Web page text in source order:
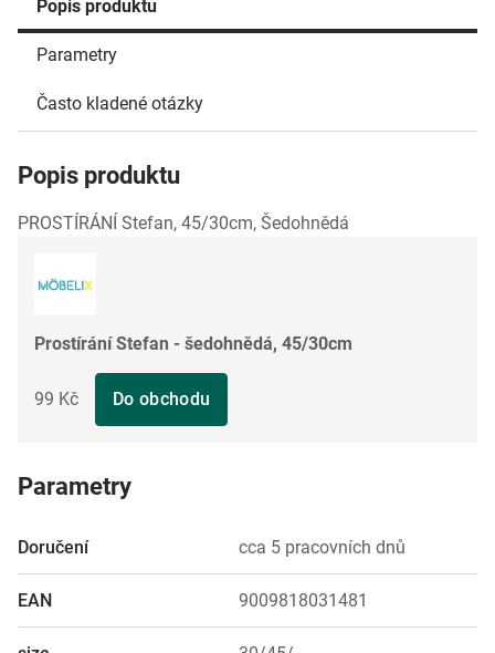
Popis produktu
Parametry
Často kladené otázky
Popis produktu
PROSTÍRÁNÍ Stefan, 45/30cm, Šedohnědá
Prostírání Stefan - šedohnědá, 45/30cm
99 Kč Do obchodu
Parametry
Doručení cca 5 pracovních dnů
EAN 9009818031481